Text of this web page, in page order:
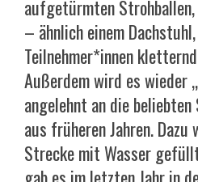
aufgetürmten
– ähnlich einem
Teilnehmer*innen
Außerdem wird es wieder
angelehnt an die
aus früheren Jahren.
Strecke mit Wasser